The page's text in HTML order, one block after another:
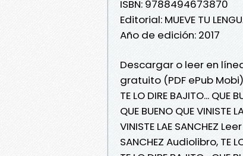
ISBN: 9788494673870
Editorial: MUEVE TU
Año de edición: 2017
Descargar o leer en línea
gratuito (PDF ePub Mobi)
TE LO DIRE BAJITO... QUE
QUE BUENO QUE VINISTE
VINISTE LAE SANCHEZ
SANCHEZ Audiolibro, TE